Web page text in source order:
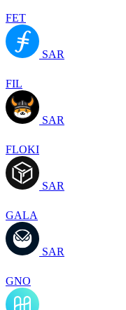
FET
SAR
FIL
SAR
FLOKI
SAR
GALA
SAR
GNO